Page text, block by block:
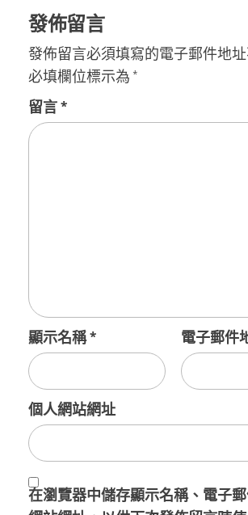
發佈留言
發佈留言必須填寫的電子郵件地址
必填欄位標示為 *
留言*
顯示名稱* 電子郵件
個人網站網址
在瀏覽器中儲存顯示名稱、電子